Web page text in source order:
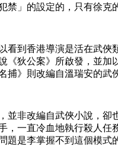
禁」的設定的，只有徐克
看到香港導演是活在武俠
《狄公案》所啟發，並
捕》則改編自溫瑞安的武
並非改編自武俠小說，
，一直冷血地執行殺人任
題是李掌握不到這個模式